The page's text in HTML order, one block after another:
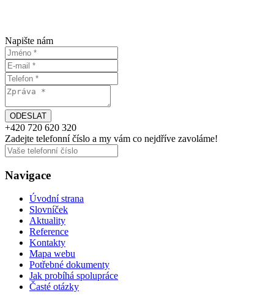
Napište nám
+420 720 620 320
Zadejte telefonní číslo a my vám co nejdříve zavoláme!
Navigace
Úvodní strana
Slovníček
Aktuality
Reference
Kontakty
Mapa webu
Potřebné dokumenty
Jak probíhá spolupráce
Časté otázky